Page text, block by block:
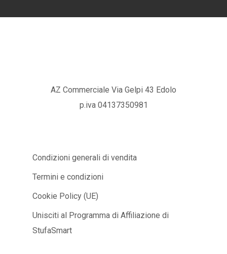
AZ Commerciale Via Gelpi 43 Edolo
p.iva 04137350981
Condizioni generali di vendita
Termini e condizioni
Cookie Policy (UE)
Unisciti al Programma di Affiliazione di
StufaSmart